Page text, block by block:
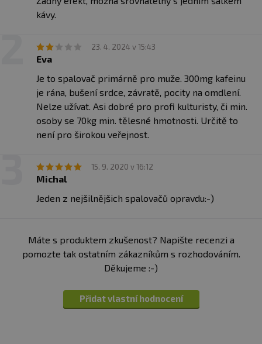
kávy.
23. 4. 2024 v 15:43
Eva
Je to spalovač primárně pro muže. 300mg kafeinu
je rána, bušení srdce, závratě, pocity na omdlení.
Nelze užívat. Asi dobré pro profi kulturisty, či min.
osoby se 70kg min. tělesné hmotnosti. Určitě to
není pro širokou veřejnost.
15. 9. 2020 v 16:12
Michal
Jeden z nejšilnějšich spalovačů opravdu:-)
Máte s produktem zkušenost? Napište recenzi a
pomozte tak ostatním zákazníkům s rozhodováním.
Děkujeme :-)
Přidat vlastní hodnocení